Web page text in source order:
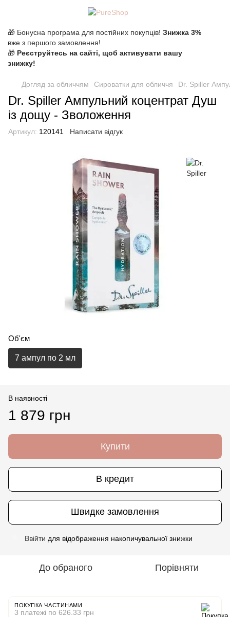
🎁 Бонусна програма для постійних покупців! Знижка 3%
вже з першого замовлення!
🎁 Реєструйтесь на сайті, щоб активувати вашу
знижку!
Догляд за обличчям Сироватки для обличчя Dr. Spiller
Dr. Spiller Ампульний коцентрат Душ
із дощу - Зволоження
Артикул: 120141 Написати відгук
Об'єм
7 ампул по 2 мл
В наявності
1 879 грн
Купити
В кредит
Швидке замовлення
Ввійти для відображення накопичувальної знижки
До обраного Порівняти
ПОКУПКА ЧАСТИНАМИ
3 платежі по 626.33 грн